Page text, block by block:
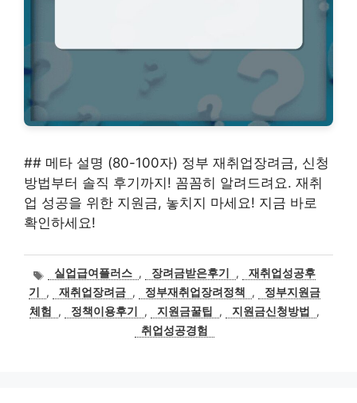
## 메타 설명 (80-100자) 정부 재취업장려금, 신청
방법부터 솔직 후기까지! 꼼꼼히 알려드려요. 재취
업 성공을 위한 지원금, 놓치지 마세요! 지금 바로
확인하세요!
태실업급여플러스 , 장려금받은후기 ,
재취업성공후
기
, 재취업장려금 , 정부재취업장려정책 ,
정부지원금
체험
, 정책이용후기 , 지원금꿀팁 , 지원금신청방법
,
취업성공경험